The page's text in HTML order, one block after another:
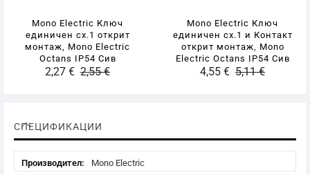
Mono Electric Ключ
единичен сх.1 открит
монтаж, Mono Electric
Octans IP54 Сив
2,27 € 2,55 €
Mono Electric Ключ
единичен сх.1 и Контакт
открит монтаж, Mono
Electric Octans IP54 Сив
4,55 € 5,11 €
СПЕЦИФИКАЦИИ
Mono Electric